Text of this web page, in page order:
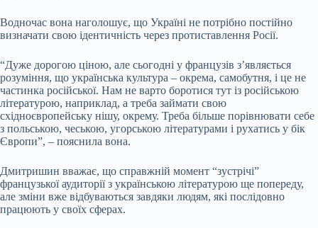
Водночас вона наголошує, що Україні не потрібно постійно
визначати свою ідентичність через протиставлення Росії.
“Дуже дорогою ціною, але сьогодні у французів з’являється
розуміння, що українська культура – окрема, самобутня, і це не
частинка російської. Нам не варто боротися тут із російською
літературою, наприклад, а треба займати свою
східноєвропейську нішу, окрему. Треба більше порівнювати себе
з польською, чеською, угорською літературами і рухатись у бік
Європи”, – пояснила вона.
Дмитришин вважає, що справжній момент “зустрічі”
французької аудиторії з українською літературою ще попереду,
але зміни вже відбуваються завдяки людям, які послідовно
працюють у своїх сферах.